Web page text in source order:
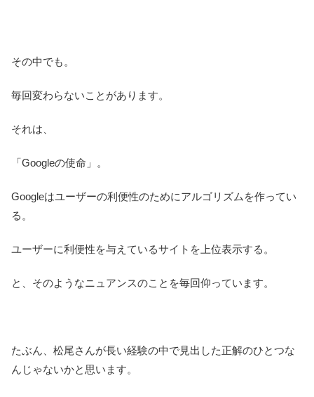
その中でも。
毎回変わらないことがあります。
それは、
「Googleの使命」。
Googleはユーザーの利便性のためにアルゴリズムを作ってい
る。
ユーザーに利便性を与えているサイトを上位表示する。
と、そのようなニュアンスのことを毎回仰っています。
たぶん、松尾さんが長い経験の中で見出した正解のひとつな
んじゃないかと思います。